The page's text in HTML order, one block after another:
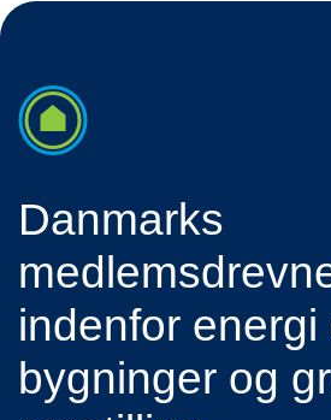
Danmarks
indenfor energi
bygninger og